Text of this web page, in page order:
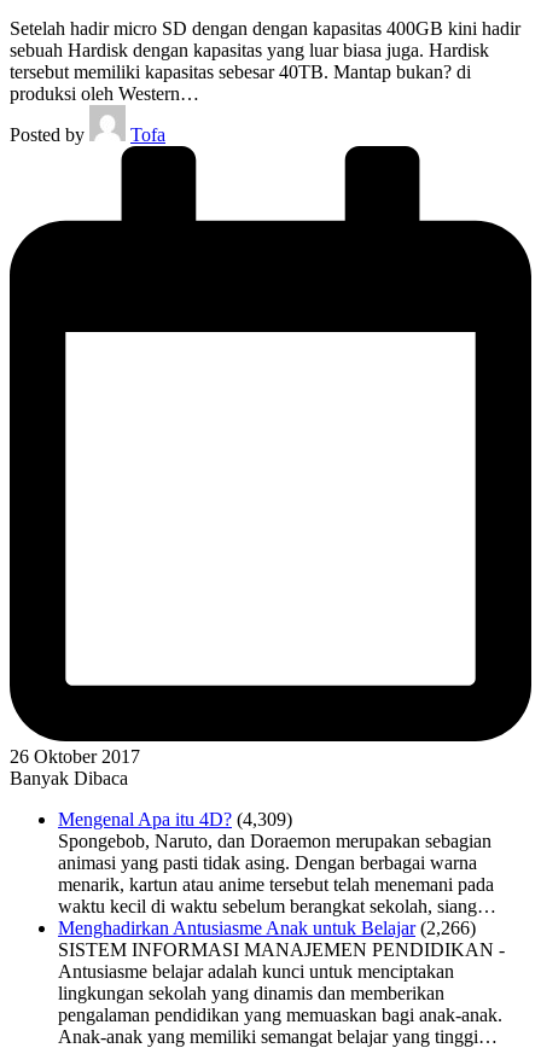
Setelah hadir micro SD dengan dengan kapasitas 400GB kini hadir
sebuah Hardisk dengan kapasitas yang luar biasa juga. Hardisk
tersebut memiliki kapasitas sebesar 40TB. Mantap bukan? di
produksi oleh Western…
Posted by
Tofa
26 Oktober 2017
Banyak Dibaca
Mengenal Apa itu 4D? (4,309)
Spongebob, Naruto, dan Doraemon merupakan sebagian
animasi yang pasti tidak asing. Dengan berbagai warna
menarik, kartun atau anime tersebut telah menemani pada
waktu kecil di waktu sebelum berangkat sekolah, siang…
Menghadirkan Antusiasme Anak untuk Belajar (2,266)
SISTEM INFORMASI MANAJEMEN PENDIDIKAN -
Antusiasme belajar adalah kunci untuk menciptakan
lingkungan sekolah yang dinamis dan memberikan
pengalaman pendidikan yang memuaskan bagi anak-anak.
Anak-anak yang memiliki semangat belajar yang tinggi…